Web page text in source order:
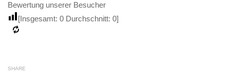
Bewertung unserer Besucher
[Insgesamt: 0 Durchschnitt: 0]
SHARE